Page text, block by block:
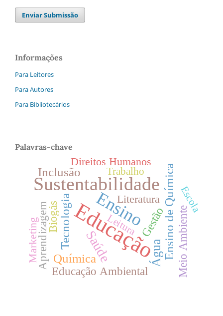
Enviar Submissão
Informações
Para Leitores
Para Autores
Para Bibliotecários
Palavras-chave
Educação
Sustentabilidade
Ensino
Saúde Água
Tecnologia
Inclusão Ensino de Química
Química
Biogás Meio Ambiente
Educação Ambiental
Aprendizagem Gestão
Literatura
Marketing
Direitos Humanos
Leitura
Trabalho
Escola